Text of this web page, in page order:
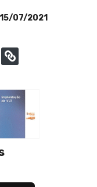
15/07/2021